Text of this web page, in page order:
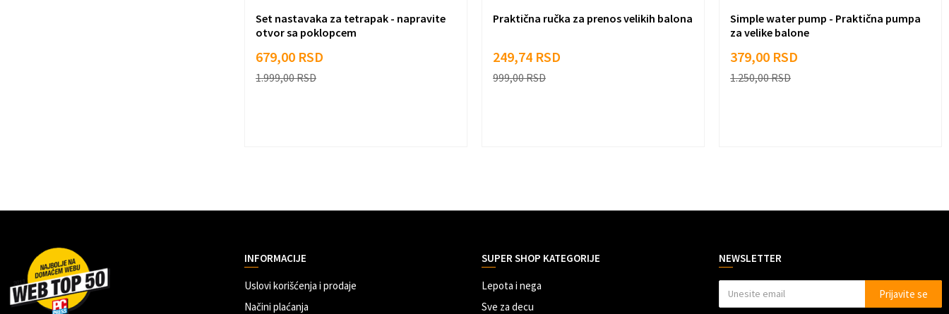
Set nastavaka za tetrapak - napravite
otvor sa poklopcem
679,00 RSD
1.999,00RSD
Praktična ručka za prenos velikih balona
249,74 RSD
999,00RSD
Simple water pump - Praktična pumpa
za velike balone
379,00 RSD
1.250,00RSD
INFORMACIJE
Uslovi korišćenja i prodaje
Načini plaćanja
SUPER SHOP KATEGORIJE
Lepota i nega
Sve za decu
NEWSLETTER
Prijavite se